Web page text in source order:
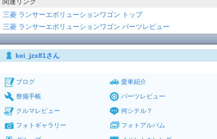
三菱 ランサーエボリューションワゴン トップ
三菱 ランサーエボリューションワゴン パーツレビュー
kei_jzx81さん
ブログ
愛車紹介
整備手帳
パーツレビュー
クルマレビュー
何シテル？
フォトギャラリー
フォトアルバム